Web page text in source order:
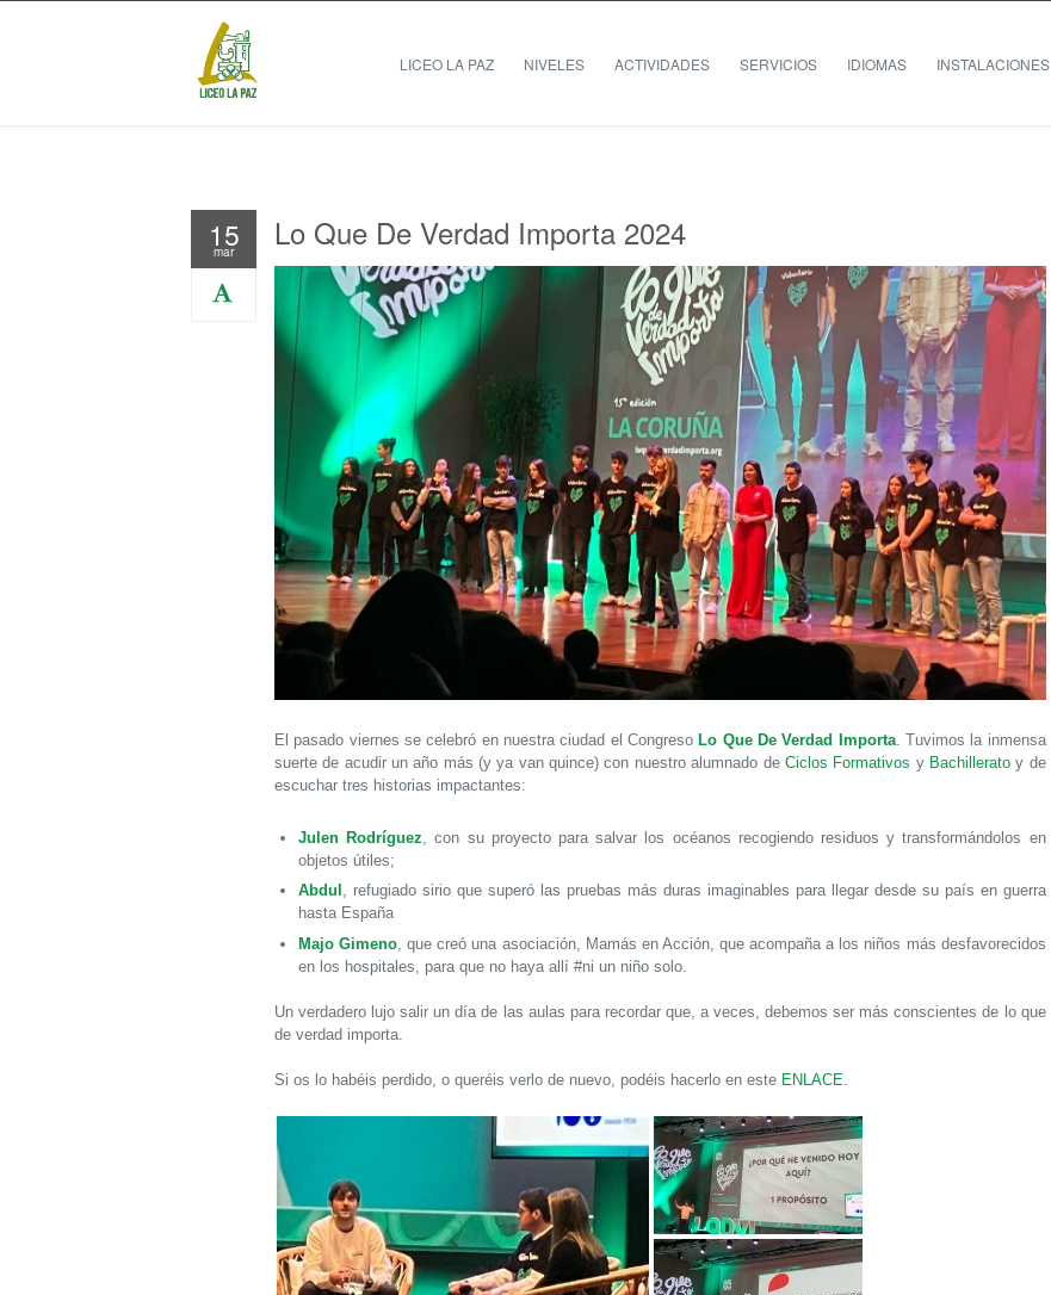
LICEO LA PAZ NIVELES ACTIVIDADES SERVICIOS IDIOMAS INSTALACIONES
15
mar Lo Que De Verdad Importa 2024
El pasado viernes se celebró en nuestra ciudad el CongresoLo Que De Verdad Importa. Tuvimos la inmensa
suerte de acudir un año más (y ya van quince) con nuestro alumnado de Ciclos Formativos y Bachilleratoy de
escuchar tres historias impactantes:
Julen Rodríguez, con su proyecto para salvar los océanos recogiendo residuos y transformándolos en
objetos útiles;
Abdul , refugiado sirio que superó las pruebas más duras imaginables para llegar desde su país en guerra
hasta España
Majo Gimeno , que creó una asociación, Mamás en Acción, que acompaña a los niños más desfavorecidos
en los hospitales, para que no haya allí #ni un niño solo.
Un verdadero lujo salir un día de las aulas para recordar que, a veces, debemos ser más conscientes de lo que
de verdad importa.
Si os lo habéis perdido, o queréis verlo de nuevo, podéis hacerlo en este ENLACE